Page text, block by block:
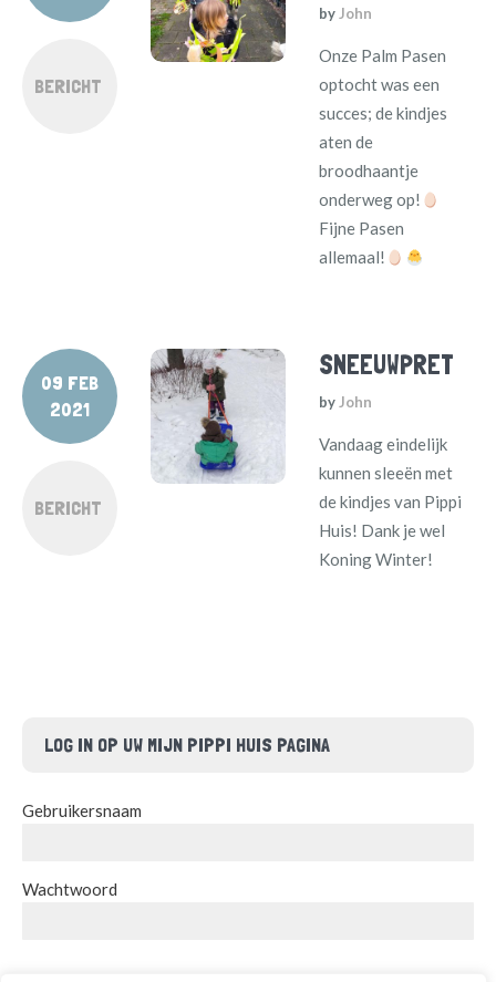
BERICHT
by John
Onze Palm Pasen
optocht was een
succes; de kindjes
aten de
broodhaantje
onderweg op!
Fijne Pasen
allemaal!
09 FEB
2021
BERICHT
SNEEUWPRET
by John
Vandaag eindelijk
kunnen sleeën met
de kindjes van Pippi
Huis! Dank je wel
Koning Winter!
LOG IN OP UW MIJN PIPPI HUIS PAGINA
Gebruikersnaam
Wachtwoord